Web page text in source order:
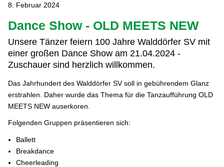
8. Februar 2024
Dance Show - OLD MEETS NEW
Unsere Tänzer feiern 100 Jahre Walddörfer SV mit
einer großen Dance Show am 21.04.2024 -
Zuschauer sind herzlich willkommen.
Das Jahrhundert des Walddörfer SV soll in gebührendem Glanz
erstrahlen. Daher wurde das Thema für die Tanzaufführung OLD
MEETS NEW auserkoren.
Folgenden Gruppen präsentieren sich:
Ballett
Breakdance
Cheerleading